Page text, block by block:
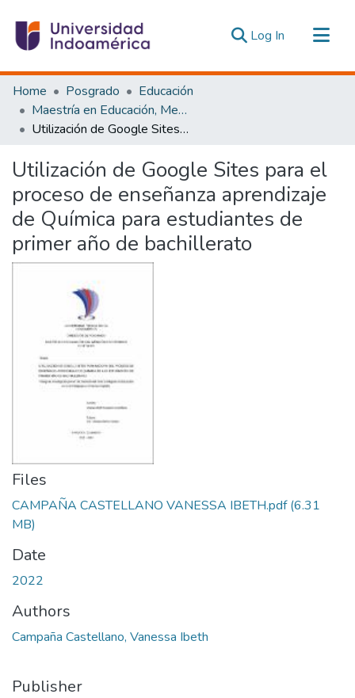
Log In (current)
Communities & Collections
All of DSpace
Statistics
Estadísticas Externas
Home Posgrado
Educación
Maestría en Educación, Mención Pedagogía en Entornos Digitales
Utilización de Google Sites para el proceso de enseñanza aprendizaje de Química para estudiantes de primer año de bachillerato
Utilización de Google Sites para el
proceso de enseñanza aprendizaje
de Química para estudiantes de
primer año de bachillerato
Files
CAMPAÑA CASTELLANO VANESSA IBETH.pdf(6.31
MB)
Date
2022
Authors
Campaña Castellano, Vanessa Ibeth
Publisher